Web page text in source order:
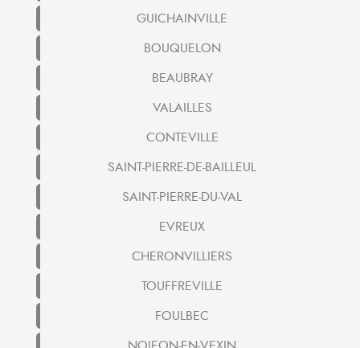
GUICHAINVILLE
BOUQUELON
BEAUBRAY
VALAILLES
CONTEVILLE
SAINT-PIERRE-DE-BAILLEUL
SAINT-PIERRE-DU-VAL
EVREUX
CHERONVILLIERS
TOUFFREVILLE
FOULBEC